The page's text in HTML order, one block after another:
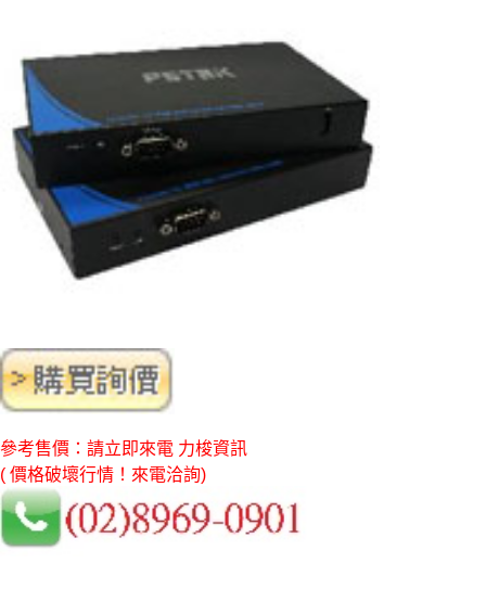
參考售價：請立即來電 力梭資訊
( 價格破壞行情！來電洽詢)